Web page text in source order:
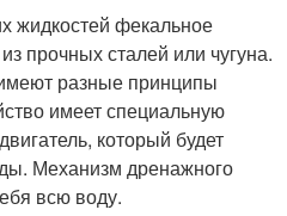
жидкостей фекальное
прочных сталей или чугуна.
разные принципы
имеет специальную
который будет
Механизм дренажного
всю воду.